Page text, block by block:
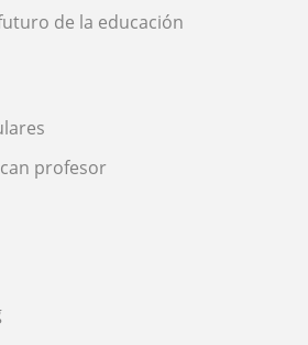
de la educación
profesor